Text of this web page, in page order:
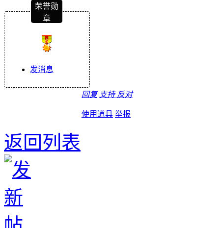
荣誉勋
章
发消息
回复 支持 反对
使用道具 举报
返回列表